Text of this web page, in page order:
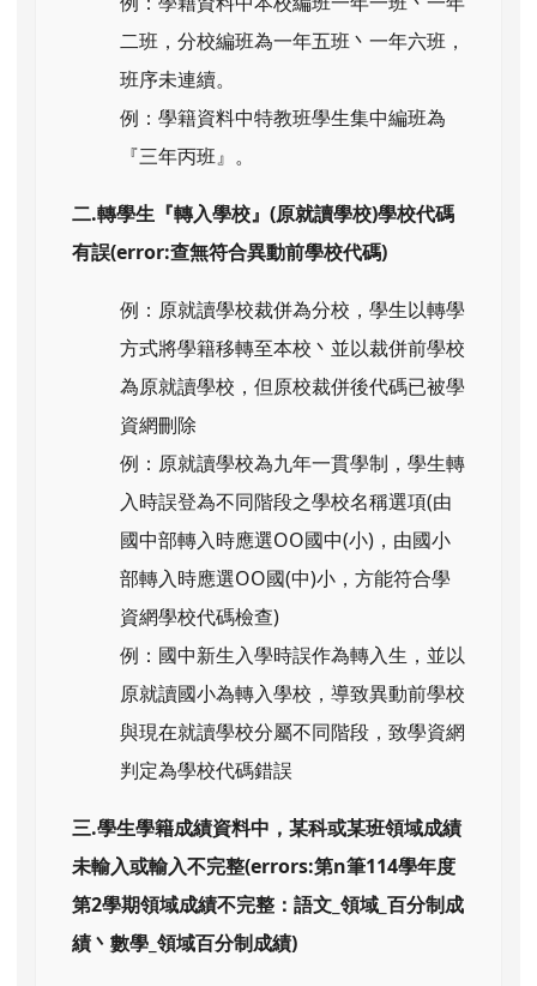
二班，分校編班為一年五班丶一年六班，
班序未連續。
例：學籍資料中特教班學生集中編班為
『三年丙班』。
二.轉學生『轉入學校』(原就讀學校)學校代碼
有誤(error:查無符合異動前學校代碼)
例：原就讀學校裁併為分校，學生以轉學
方式將學籍移轉至本校丶並以裁併前學校
為原就讀學校，但原校裁併後代碼已被學
資網刪除
例：原就讀學校為九年一貫學制，學生轉
入時誤登為不同階段之學校名稱選項(由
國中部轉入時應選OO國中(小)，由國小
部轉入時應選OO國(中)小，方能符合學
資網學校代碼檢查)
例：國中新生入學時誤作為轉入生，並以
原就讀國小為轉入學校，導致異動前學校
與現在就讀學校分屬不同階段，致學資網
判定為學校代碼錯誤
三.學生學籍成績資料中，某科或某班領域成績
未輸入或輸入不完整(errors:第n筆114學年度
第2學期領域成績不完整：語文_領域_百分制成
績丶數學_領域百分制成績)